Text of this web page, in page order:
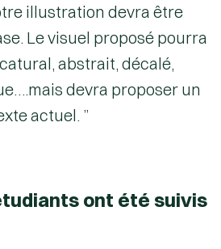
illustration devra être
Le visuel proposé pourra
abstrait, décalé,
devra proposer un
actuel. ”
ont été suivis